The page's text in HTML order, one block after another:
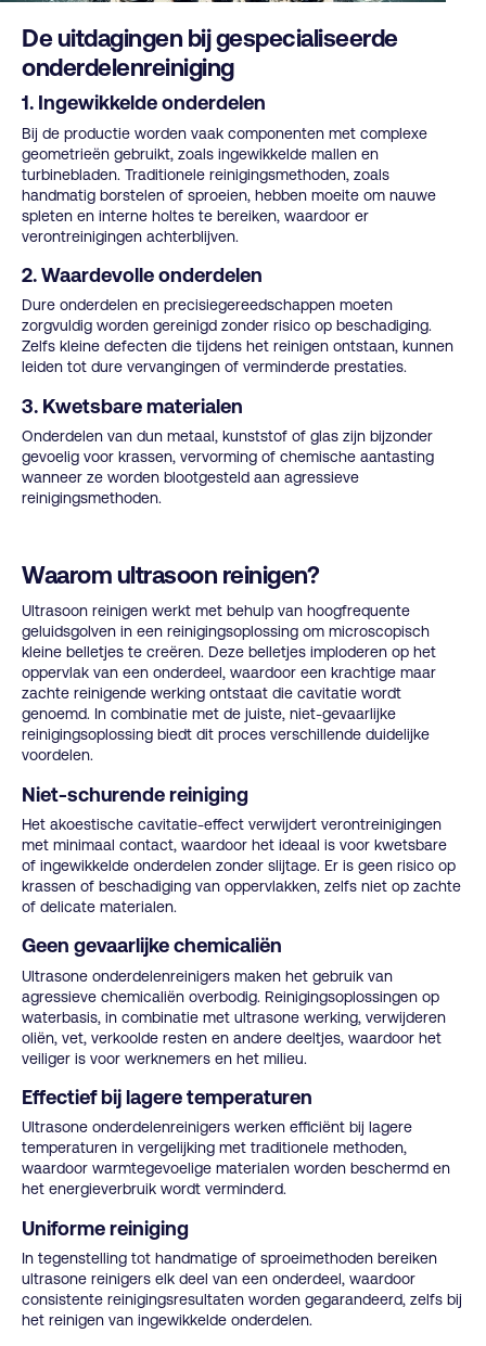
De uitdagingen bij gespecialiseerde
onderdelenreiniging
1. Ingewikkelde onderdelen
Bij de productie worden vaak componenten met complexe
geometrieën gebruikt, zoals ingewikkelde mallen en
turbinebladen. Traditionele reinigingsmethoden, zoals
handmatig borstelen of sproeien, hebben moeite om nauwe
spleten en interne holtes te bereiken, waardoor er
verontreinigingen achterblijven.
2. Waardevolle onderdelen
Dure onderdelen en precisiegereedschappen moeten
zorgvuldig worden gereinigd zonder risico op beschadiging.
Zelfs kleine defecten die tijdens het reinigen ontstaan, kunnen
leiden tot dure vervangingen of verminderde prestaties.
3. Kwetsbare materialen
Onderdelen van dun metaal, kunststof of glas zijn bijzonder
gevoelig voor krassen, vervorming of chemische aantasting
wanneer ze worden blootgesteld aan agressieve
reinigingsmethoden.
Waarom ultrasoon reinigen?
Ultrasoon reinigen werkt met behulp van hoogfrequente
geluidsgolven in een reinigingsoplossing om microscopisch
kleine belletjes te creëren. Deze belletjes imploderen op het
oppervlak van een onderdeel, waardoor een krachtige maar
zachte reinigende werking ontstaat die cavitatie wordt
genoemd. In combinatie met de juiste, niet-gevaarlijke
reinigingsoplossing biedt dit proces verschillende duidelijke
voordelen.
Niet-schurende reiniging
Het akoestische cavitatie-effect verwijdert verontreinigingen
met minimaal contact, waardoor het ideaal is voor kwetsbare
of ingewikkelde onderdelen zonder slijtage. Er is geen risico op
krassen of beschadiging van oppervlakken, zelfs niet op zachte
of delicate materialen.
Geen gevaarlijke chemicaliën
Ultrasone onderdelenreinigers maken het gebruik van
agressieve chemicaliën overbodig. Reinigingsoplossingen op
waterbasis, in combinatie met ultrasone werking, verwijderen
oliën, vet, verkoolde resten en andere deeltjes, waardoor het
veiliger is voor werknemers en het milieu.
Effectief bij lagere temperaturen
Ultrasone onderdelenreinigers werken efficiënt bij lagere
temperaturen in vergelijking met traditionele methoden,
waardoor warmtegevoelige materialen worden beschermd en
het energieverbruik wordt verminderd.
Uniforme reiniging
In tegenstelling tot handmatige of sproeimethoden bereiken
ultrasone reinigers elk deel van een onderdeel, waardoor
consistente reinigingsresultaten worden gegarandeerd, zelfs bij
het reinigen van ingewikkelde onderdelen.